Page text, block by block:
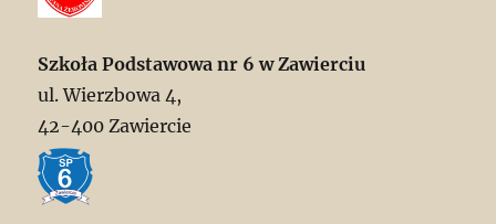
Szkoła Podstawowa nr 6 w Zawierciu
ul. Wierzbowa 4,
42-400 Zawiercie